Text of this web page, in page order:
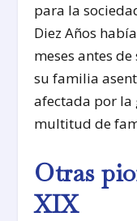
para la
Diez Años
meses antes
su familia
afectada por la
multitud de
Otras
XIX